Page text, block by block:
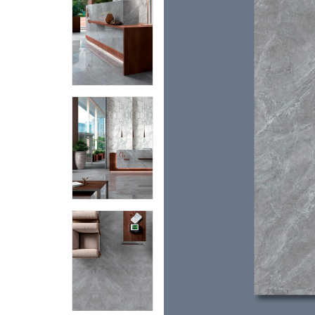
Piedra Sinterizada - Infinity
Nanotech
Brillante
Mate
Metal
MicroWave